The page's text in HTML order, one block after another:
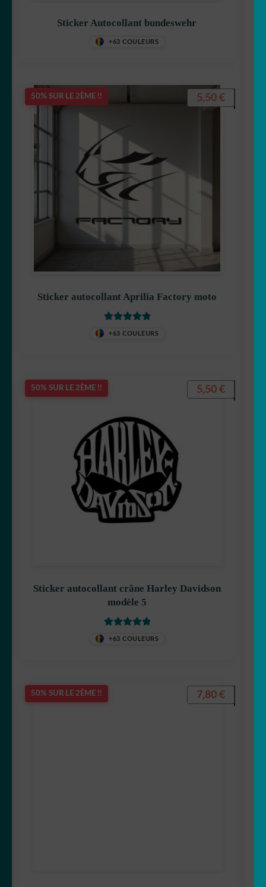
Sticker Autocollant bundeswehr
+63 COULEURS
50% SUR LE 2ÈME !!
Sticker autocollant Aprilia Factory moto
+63 COULEURS
5,50 €
50% SUR LE 2ÈME !!
Sticker autocollant crâne Harley Davidson
modèle 5
+63 COULEURS
5,50 €
50% SUR LE 2ÈME !! 7,80 €